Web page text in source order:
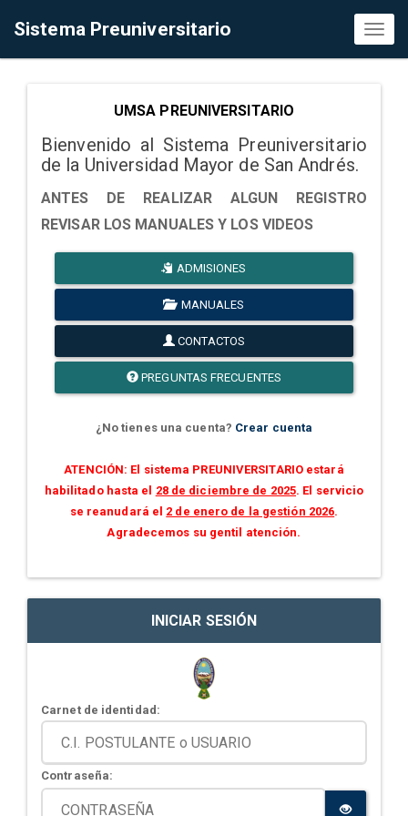
Sistema Preuniversitario
UMSA PREUNIVERSITARIO
Bienvenido al Sistema Preuniversitario
de la Universidad Mayor de San Andrés.
ANTES DE REALIZAR ALGUN REGISTRO
REVISAR LOS MANUALES Y LOS VIDEOS
ADMISIONES
MANUALES
CONTACTOS
PREGUNTAS FRECUENTES
¿No tienes una cuenta? Crear cuenta
ATENCIÓN: El sistema PREUNIVERSITARIO estará
habilitado hasta el 28 de diciembre de 2025. El servicio
se reanudará el 2 de enero de la gestión 2026.
Agradecemos su gentil atención.
INICIAR SESIÓN
Carnet de identidad:
Contraseña: